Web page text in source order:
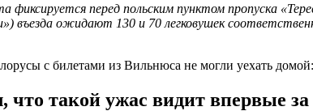
фиксируется перед польским пунктом пропуска
въезда ожидают 130 и 70 легковушек
что такой ужас видит впервые